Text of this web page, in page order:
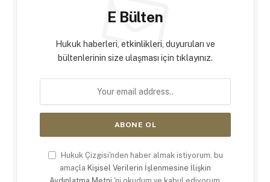
E Bülten
Hukuk haberleri, etkinlikleri, duyuruları ve
bültenlerinin size ulaşması için tıklayınız.
Hukuk Çizgisi'nden haber almak istiyorum, bu
amaçla Kişisel Verilerin İşlenmesine İlişkin